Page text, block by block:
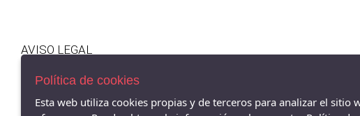
AVISO LEGAL
ENVÍOS Y DEVOLUCIONES
POLÍTICA DE PRIVACIDAD
Política de cookies
Esta web utiliza cookies propias y de terceros para analizar el